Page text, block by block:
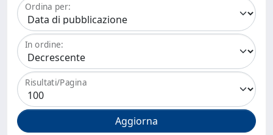
Ordina per:
In ordine:
Risultati/Pagina